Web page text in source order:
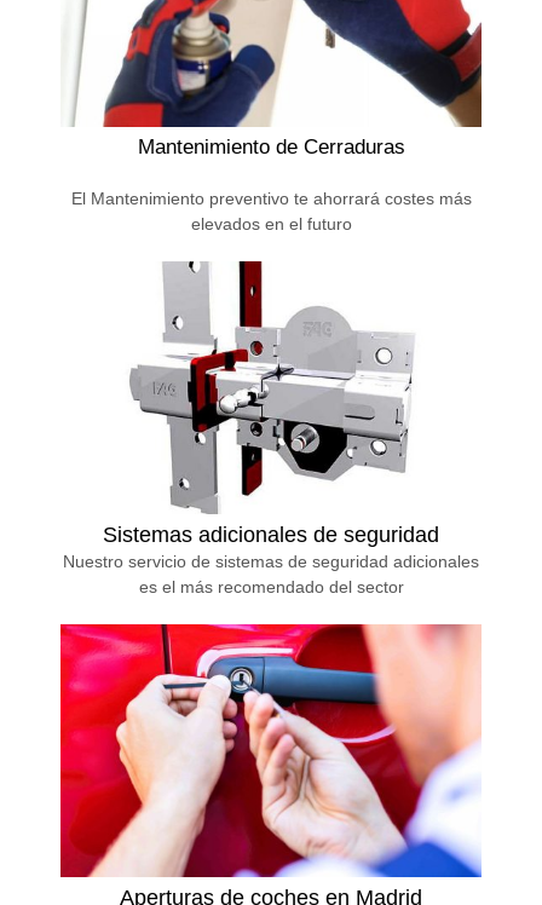
Mantenimiento de Cerraduras
El Mantenimiento preventivo te ahorrará costes más
elevados en el futuro
Sistemas adicionales de seguridad
Nuestro servicio de sistemas de seguridad adicionales
es el más recomendado del sector
Aperturas de coches en Madrid